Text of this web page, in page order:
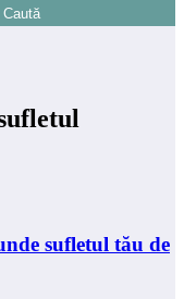
sufletul tău de